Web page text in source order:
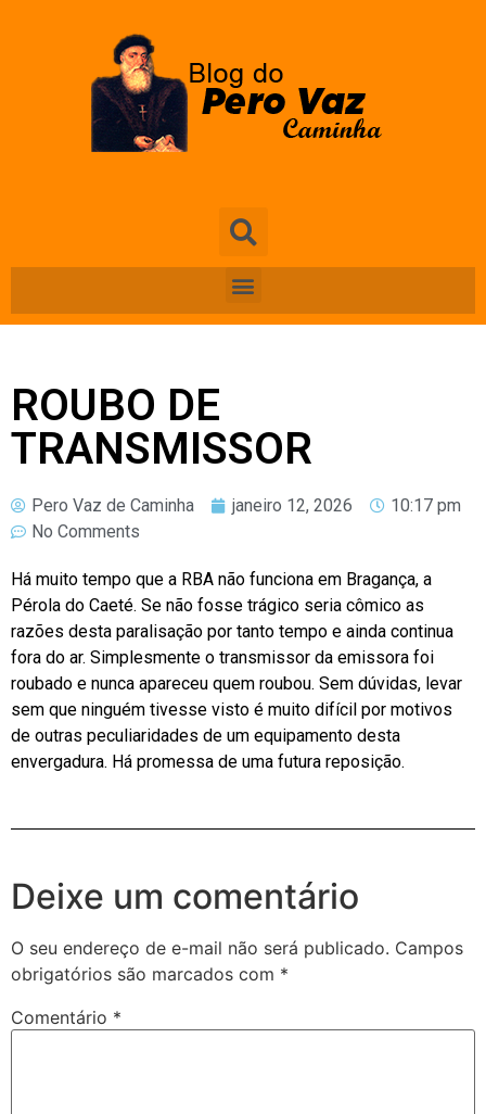
ROUBO DE
TRANSMISSOR
Pero Vaz de Caminha janeiro 12, 2026
10:17 pm
No Comments
Há muito tempo que a RBA não funciona em Bragança, a
Pérola do Caeté. Se não fosse trágico seria cômico as
razões desta paralisação por tanto tempo e ainda continua
fora do ar. Simplesmente o transmissor da emissora foi
roubado e nunca apareceu quem roubou. Sem dúvidas, levar
sem que ninguém tivesse visto é muito difícil por motivos
de outras peculiaridades de um equipamento desta
envergadura. Há promessa de uma futura reposição.
Deixe um comentário
O seu endereço de e-mail não será publicado. Campos
obrigatórios são marcados com *
Comentário *